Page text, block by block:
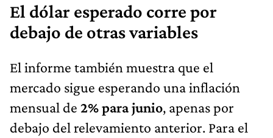
El dólar esperado corre por
debajo de otras variables
El informe también muestra que el
mercado sigue esperando una inflación
mensual de 2% para junio, apenas por
debajo del relevamiento anterior. Para el